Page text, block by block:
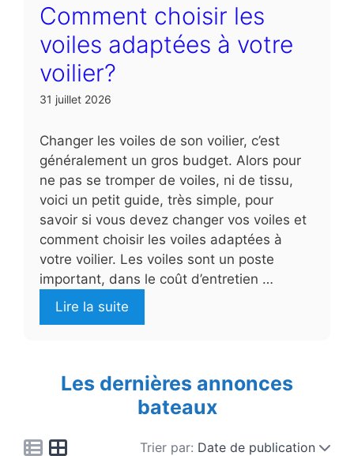
Comment choisir les
voiles adaptées à votre
voilier?
31 juillet 2026
Changer les voiles de son voilier, c’est
généralement un gros budget. Alors pour
ne pas se tromper de voiles, ni de tissu,
voici un petit guide, très simple, pour
savoir si vous devez changer vos voiles et
comment choisir les voiles adaptées à
votre voilier. Les voiles sont un poste
important, dans le coût d’entretien …
Lire la suite
Les dernières annonces
bateaux
Trier par: Date de publication